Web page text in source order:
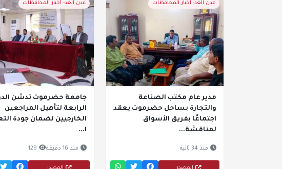
عدن الغد- أخبار المحافظات
مدير عام مكتب الصناعة
والتجارة بساحل حضرموت يعقد
اجتماعًا بفريق الأسواق
لمناقشة...
منذ 34 ثانية
عدن الغد- أخبار المحافظات
جامعة حضرموت تدشن
الرابعة لتأهيل المراجعين
الخارجيين لضمان جودة
ا...
منذ 16 دقيقة 129